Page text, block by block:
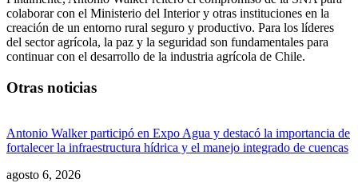
colaborar con el Ministerio del Interior y otras instituciones en la
creación de un entorno rural seguro y productivo. Para los líderes
del sector agrícola, la paz y la seguridad son fundamentales para
continuar con el desarrollo de la industria agrícola de Chile.
Otras noticias
Antonio Walker participó en Expo Agua y destacó la importancia de
fortalecer la infraestructura hídrica y el manejo integrado de cuencas
agosto 6, 2026